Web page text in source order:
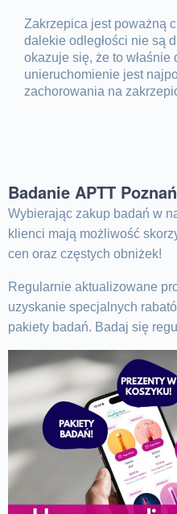
Zakrzepica jest poważną
dalekie odległości nie są
okazuje się, że to właśnie
unieruchomienie jest
zachorowania na
Badanie APTT
Wybierając zakup badań w
klienci mają możliwość
cen oraz częstych obniżek!
Regularnie aktualizowane
uzyskanie specjalnych
pakiety badań. Badaj się